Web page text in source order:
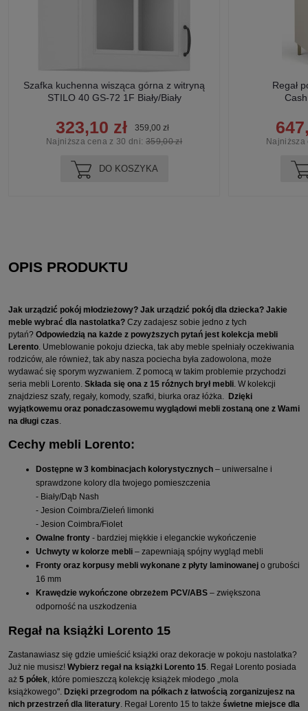
Szafka kuchenna wisząca górna z witryną
STILO 40 GS-72 1F Biały/Biały
359,00 zł
323,10 zł
Najniższa cena z 30 dni: 359,00 zł
DO KOSZYKA
Regał
OPIS PRODUKTU
Jak urządzić pokój młodzieżowy? Jak urządzić pokój dla dziecka? Jakie
meble wybrać dla nastolatka? Czy zadajesz sobie jedno z tych
pytań? Odpowiedzią na każde z powyższych pytań jest kolekcja mebli
Lerento. Umeblowanie pokoju dziecka, tak aby meble spełniały oczekiwania
rodziców, ale również, tak aby nasza pociecha była zadowolona, może
wydawać się sporym wyzwaniem. Z pomocą w takim problemie przychodzi
seria mebli Lorento. Składa się ona z 15 różnych brył mebli. W kolekcji
znajdziesz szafy, regały, komody, szafki, biurka oraz łóżka. Dzięki
wyjątkowemu oraz ponadczasowemu wyglądowi mebli zostaną one z Wami
na długi czas.
Cechy mebli Lorento:
Dostępne w 3 kombinacjach kolorystycznych – uniwersalne i
sprawdzone kolory dla twojego pomieszczenia
- Biały/Dąb Nash
- Jesion Coimbra/Zieleń limonki
- Jesion Coimbra/Fiolet
Owalne fronty - bardziej miękkie i eleganckie wykończenie
Uchwyty w kolorze mebli – zapewniają spójny wygląd mebli
Fronty oraz korpusy mebli wykonane z płyty laminowanej o grubości
16 mm
Krawędzie wykończone obrzeżem PCV/ABS – zwiększona
odporność na uszkodzenia
Regał na książki Lorento 15
Zastanawiasz się gdzie umieścić książki oraz dekoracje w pokoju nastolatka?
Już nie musisz! Wybierz regał na książki Lorento 15. Regał Lorento posiada
aż 5 półek, które pomieszczą kolekcję książek młodego „mola
książkowego". Dzięki przegrodom na półkach z łatwością zorganizujesz na
nich przestrzeń dla literatury. Regał Lorento 15 to także świetne miejsce dla